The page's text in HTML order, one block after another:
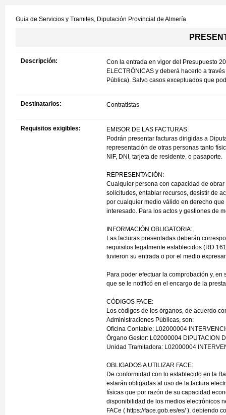
Guia de Servicios y Tramites, Diputación Provincial de Almería
Descripción:
Con la entrada en vigor del Presupuesto
ELECTRÓNICAS y deberá hacerlo a
Pública). Salvo casos exceptuados que
Destinatarios: Contratistas
Requisitos exigibles:
EMISOR DE LAS FACTURAS:
Podrán presentar facturas dirigidas a
representación de otras personas tanto
NIF, DNI, tarjeta de residente, o pasaporte.
REPRESENTACIÓN:
Cualquier persona con capacidad de
solicitudes, entablar recursos, desistir de
por cualquier medio válido en derecho
interesado. Para los actos y gestiones de
INFORMACIÓN OBLIGATORIA:
Las facturas presentadas deberán
requisitos legalmente establecidos (RD
tuvieron su entrada o por el medio
Para poder efectuar la comprobación y,
que se le notificó en el encargo de la
CÓDIGOS FACE:
Los códigos de los órganos, de acuerdo
Administraciones Públicas, son:
Oficina Contable: L02000004
Órgano Gestor: L02000004 DIPUTACION
Unidad Tramitadora: L02000004
OBLIGADOS A UTILIZAR FACE:
De conformidad con lo establecido en la
estarán obligadas al uso de la factura
físicas que por razón de su capacidad
disponibilidad de los medios electrónicos
FACe ( https://face.gob.es/es/ ), debiendo